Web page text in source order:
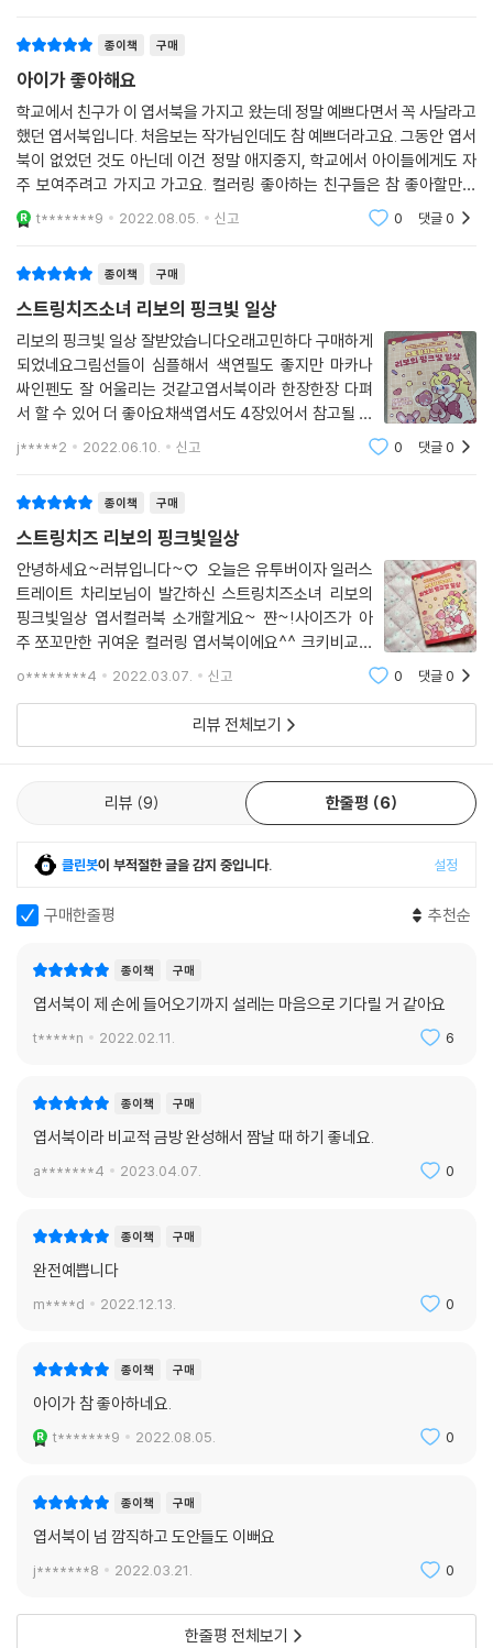
종이책 구매
아이가 좋아해요
학교에서 친구가 이 엽서북을 가지고 왔는데 정말 예쁘다면서 꼭 사달라고
했던 엽서북입니다. 처음보는 작가님인데도 참 예쁘더라고요. 그동안 엽서
북이 없었던 것도 아닌데 이건 정말 애지중지, 학교에서 아이들에게도 자
주 보여주려고 가지고 가고요. 컬러링 좋아하는 친구들은 참 좋아할만한
엽서북인 듯 싶습니다. 종이 재질도 좋고 색도 다양하게 칠하고 엽서로 활
용할 수 있
t*******9 2022.08.05. 신고 0 댓글0
종이책 구매
스트링치즈소녀 리보의 핑크빛 일상
리보의 핑크빛 일상 잘받았습니다오래고민하다 구매하게
되었네요그림선들이 심플해서 색연필도 좋지만 마카나
싸인펜도 잘 어울리는 것같고엽서북이라 한장한장 다펴
서 할 수 있어 더 좋아요채색엽서도 4장있어서 참고될 것
같고아기자기한 그림을 조카들이랑 같이하고 싶어지네요
근데 하고나서 떨어지면 보관할 곳이 필요할 것 같아요엽
j*****2 2022.06.10. 신고 0 댓글0
종이책 구매
스트링치즈 리보의 핑크빛일상
안녕하세요~러뷰입니다~♡ 오늘은 유투버이자 일러스
트레이트 차리보님이 발간하신 스트링치즈소녀 리보의
핑크빛일상 엽서컬러북 소개할게요~ 쨘~!사이즈가 아
주 쪼꼬만한 귀여운 컬러링 엽서북이에요^^ 크키비교를
위해 6학년 큰딸랑구 손을 빌렸어요~^^ 정말 앙증맞은
게 분리가 된답니다~ 50장중 4장은 이
o********4 2022.03.07. 신고 0 댓글0
리뷰 전체보기
리뷰 9 한줄평 6
클린봇이 부적절한 글을 감지 중입니다. 설정
구매한줄평 추천순
종이책 구매
엽서북이 제 손에 들어오기까지 설레는 마음으로 기다릴 거 같아요
t*****n 2022.02.11. 6
종이책 구매
엽서북이라 비교적 금방 완성해서 짬날 때 하기 좋네요.
a*******4 2023.04.07. 0
종이책 구매
완전예쁩니다
m****d 2022.12.13. 0
종이책 구매
아이가 참 좋아하네요.
t*******9 2022.08.05. 0
종이책 구매
엽서북이 넘 깜직하고 도안들도 이뻐요
j*******8 2022.03.21. 0
한줄평 전체보기